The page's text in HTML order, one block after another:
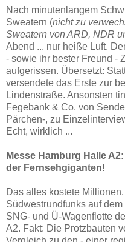
Nach minutenlangem
Sweatern (nicht zu
Sweatern von ARD, NDR
Abend ... nur heiße Luft.
- sowie ihr bester Freund -
aufgerissen. Übersetzt:
versendete das Erste zur
Lindenstraße. Ansonsten
Fegebank & Co. von
Pärchen-, zu
Echt, wirklich ...
Messe Hamburg Halle
der Fernsehgiganten!
Das alles kostete
Südwestrundfunks auf
SNG- und Ü-Wagenflotte
A2. Fakt: Die Protzbauten